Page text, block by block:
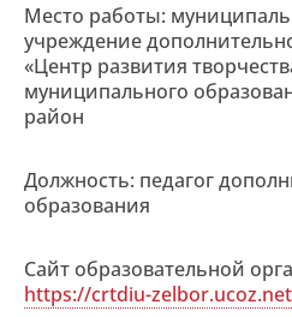
Место работы:
учреждение
«Центр развития
муниципального
район
Должность: педагог
образования
Сайт образовательной
https://crtdiu-zelbor.ucoz.net